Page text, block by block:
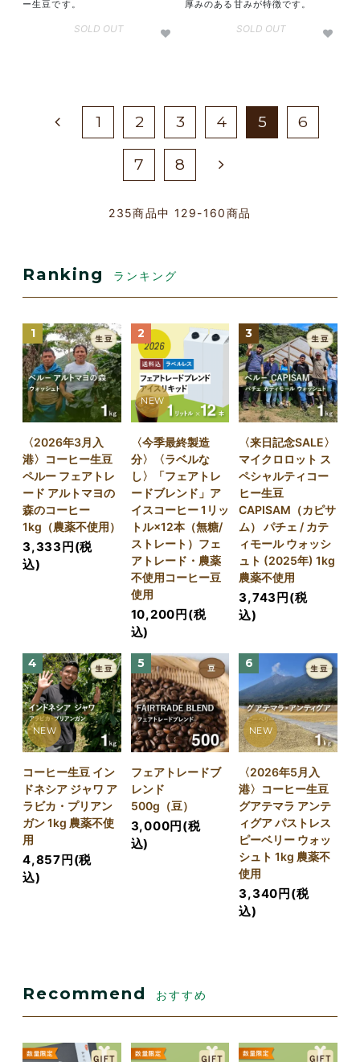
ー生豆です。
SOLD OUT
厚みのある甘みが特徴です。
SOLD OUT
1 2 3 4 5 6
7 8
235商品中 129-160商品
Ranking ランキング
1
〈2026年3月入
港〉コーヒー生豆
ペルー フェアトレ
ード アルトマヨの
森のコーヒー
1kg（農薬不使用）
3,333円(税
込)
2
NEW
〈今季最終製造
分〉〈ラベルな
し〉「フェアトレ
ードブレンド」ア
イスコーヒー 1リッ
トル×12本（無糖/
ストレート）フェ
アトレード・農薬
不使用コーヒー豆
使用
10,200円(税
込)
3
〈来日記念SALE〉
マイクロロット ス
ペシャルティコー
ヒー生豆
CAPISAM（カピサ
ム） パチェ / カテ
ィモール ウォッシ
ュト (2025年) 1kg
農薬不使用
3,743円(税
込)
4
NEW
コーヒー生豆 イン
ドネシア ジャワ ア
ラビカ・プリアン
ガン 1kg 農薬不使
用
4,857円(税
込)
5
フェアトレードブ
レンド
500g（豆）
3,000円(税
込)
6
NEW
〈2026年5月入
港〉コーヒー生豆
グアテマラ アンテ
ィグア パストレス
ピーベリー ウォッ
シュト 1kg 農薬不
使用
3,340円(税
込)
Recommend おすすめ